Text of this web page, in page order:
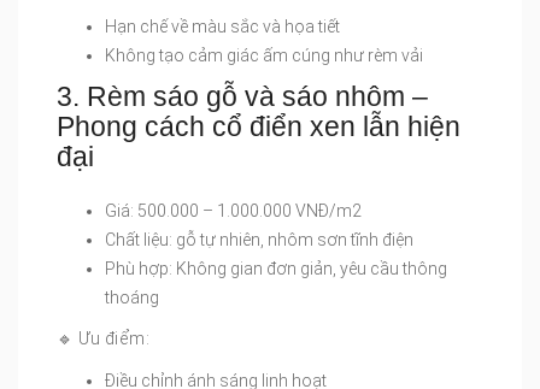
Hạn chế về màu sắc và họa tiết
Không tạo cảm giác ấm cúng như rèm vải
3. Rèm sáo gỗ và sáo nhôm –
Phong cách cổ điển xen lẫn hiện
đại
Giá: 500.000 – 1.000.000 VNĐ/m2
Chất liệu: gỗ tự nhiên, nhôm sơn tĩnh điện
Phù hợp: Không gian đơn giản, yêu cầu thông
thoáng
🔹 Ưu điểm:
Điều chỉnh ánh sáng linh hoạt